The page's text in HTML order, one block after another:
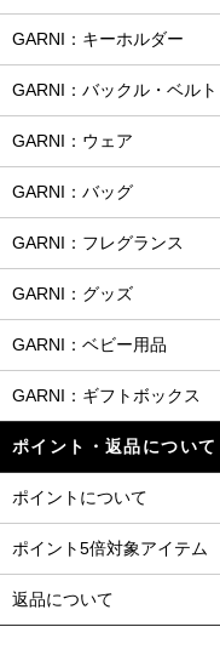
GARNI：キーホルダー
GARNI：バックル・ベルト
GARNI：ウェア
GARNI：バッグ
GARNI：フレグランス
GARNI：グッズ
GARNI：ベビー用品
GARNI：ギフトボックス
ポイント・返品について
ポイントについて
ポイント5倍対象アイテム
返品について